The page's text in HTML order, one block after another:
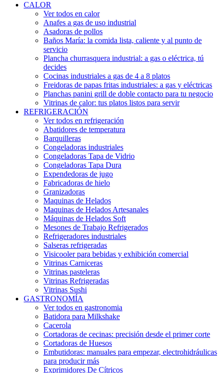
CALOR
Ver todos en calor
Anafes a gas de uso industrial
Asadoras de pollos
Baños María: la comida lista, caliente y al punto de
servicio
Plancha churrasquera industrial: a gas o eléctrica, tú
decides
Cocinas industriales a gas de 4 a 8 platos
Freidoras de papas fritas industriales: a gas y eléctricas
Planchas panini grill de doble contacto para tu negocio
Vitrinas de calor: tus platos listos para servir
REFRIGERACIÓN
Ver todos en refrigeración
Abatidores de temperatura
Barquilleras
Congeladoras industriales
Congeladoras Tapa de Vidrio
Congeladoras Tapa Dura
Expendedoras de jugo
Fabricadoras de hielo
Granizadoras
Maquinas de Helados
Maquinas de Helados Artesanales
Máquinas de Helados Soft
Mesones de Trabajo Refrigerados
Refrigeradores industriales
Salseras refrigeradas
Visicooler para bebidas y exhibición comercial
Vitrinas Carniceras
Vitrinas pasteleras
Vitrinas Refrigeradas
Vitrinas Sushi
GASTRONOMÍA
Ver todos en gastronomia
Batidora para Milkshake
Cacerola
Cortadoras de cecinas: precisión desde el primer corte
Cortadoras de Huesos
Embutidoras: manuales para empezar, electrohidráulicas
para producir más
Exprimidores De Cítricos